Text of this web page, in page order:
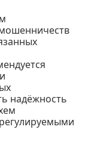
надёжность